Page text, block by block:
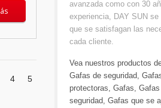
4 5
avanzada como con 30
experiencia, DAY SUN se
que se satisfagan las
cada cliente.
Vea nuestros productos
Gafas de seguridad,
protectoras, Gafas,
seguridad, Gafas que se